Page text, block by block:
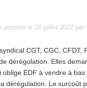
position le 16 juillet 2022 par
CGT, CGC, CFDT,
dérégulation. Elles
EDF à vendre à
dérégulation. Le surcoût